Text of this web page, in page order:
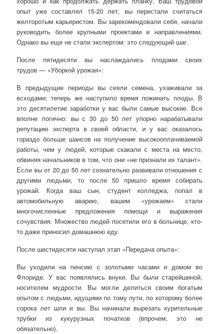
опыт уже составлял 15-20 лет, вы перестали считаться
желторотым карьеристом. Вы зарекомендовали себя, начали
руководить более крупными проектами и направлениями.
Однако вы еще не стали экспертом: это следующий шаг.
После пятидесяти вы наслаждались плодами своих
трудов — «Уборкой урожая»:
В предыдущие периоды вы сеяли семена, ухаживали за
всходами; теперь же наступило время пожинать плоды. В
это десятилетие заработки у вас были самые высокие. Все
вполне логично: вы с 30 до 50 лет упорно нарабатывали
репутацию эксперта в своей области, и у вас оказалось
гораздо больше шансов на получение высокооплачиваемой
работы, чем у людей, которые скакали с места на место,
обвиняя начальников в том, что они «не признали их талант».
Если вы от 20 до 50 лет сознательно развивали отношения с
другими людьми, то после 50 пришло время собирать
урожай. Когда ваш сын, студент колледжа, попал в
автомобильную аварию, вашим «урожаем» стали
многочисленные предложения помощи и выражения
сочувствия. Множество людей посетили его в больнице, кто-
то даже приносил домашнюю еду.
После шестидесяти наступал этап «Передача опыта»:
Вы уходили на пенсию с золотыми часами и домом во
Флориде. У вас появлялись внуки. Вы были старейшиной,
носителем мудрости. Вы могли делиться своим богатым
опытом с людьми, идущими по тому пути, по которому более
сорока лет шли и вы. Вы начинали вырезать курительные
трубки из кукурузных початков (впрочем, это не
обязательно).